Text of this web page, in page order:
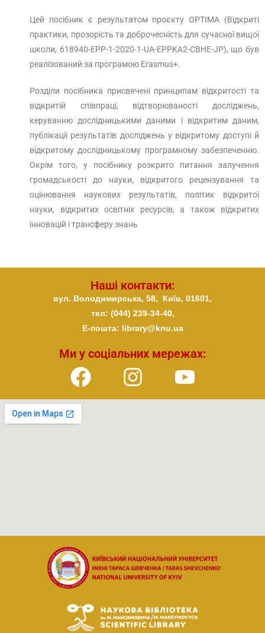
Цей посібник є результатом проєкту OPTIMA (Відкриті
практики, прозорість та доброчесність для сучасної вищої
школи, 618940-EPP-1-2020-1-UA-EPPKA2-CBHE-JP), що був
реалізований за програмою Erasmus+.
Розділи посібника присвячені принципам відкритості та
відкритій співпраці, відтворюваності досліджень,
керуванню дослідницькими даними і відкритим даним,
публікації результатів досліджень у відкритому доступі й
відкритому дослідницькому програмному забезпеченню.
Окрім того, у посібнику розкрито питання залучення
громадськості до науки, відкритого рецензування та
оцінювання наукових результатів, політик відкритої
науки, відкритих освітніх ресурсів, а також відкритих
інновацій і трансферу знань
Наші контакти:
Ми у соціальних мережах:
вул. Володимирська, 58, Київ, 01601,
тел: (044) 239-34-40,
E-пошта: library@knu.ua